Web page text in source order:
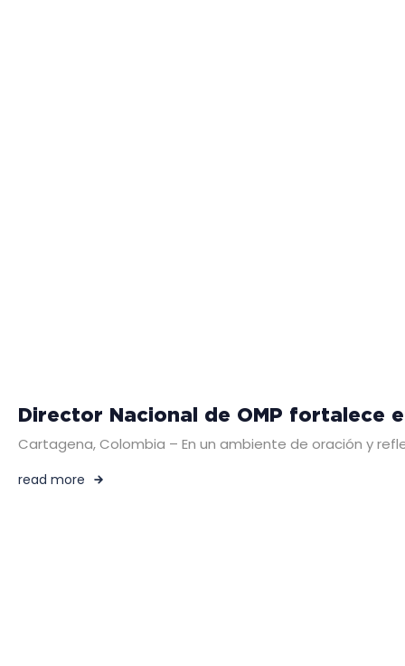
Director Nacional de OMP fortalece
Cartagena, Colombia – En un ambiente de oración y
read more